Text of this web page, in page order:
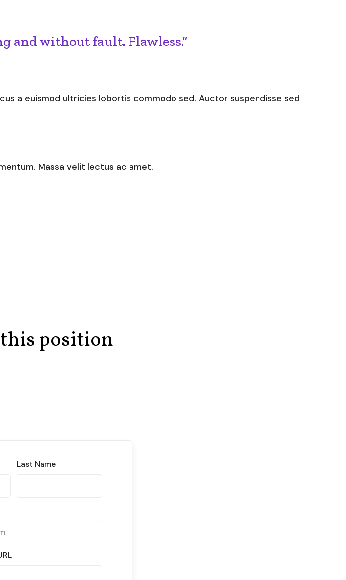
and without fault. Flawless.”
a euismod ultricies lobortis commodo sed. Auctor suspendisse sed
Massa velit lectus ac amet.
position
Last Name